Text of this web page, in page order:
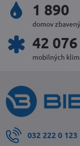
2 058
domov
45 844
mobilných
032 222 0 123